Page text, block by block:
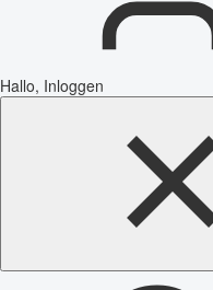
Hallo, Inloggen